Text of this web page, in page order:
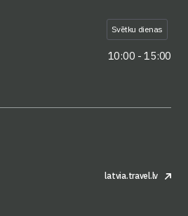
Svētku dienas
10:00 - 15:00
latvia.travel.lv